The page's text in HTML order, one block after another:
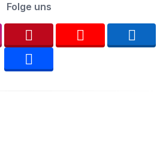
Folge uns